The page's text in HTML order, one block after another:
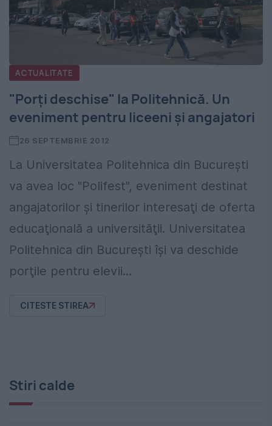
ACTUALITATE
"Porţi deschise" la Politehnică. Un
eveniment pentru liceeni şi angajatori
26 SEPTEMBRIE 2012
La Universitatea Politehnica din Bucureşti
va avea loc "Polifest", eveniment destinat
angajatorilor şi tinerilor interesaţi de oferta
educaţională a universităţii. Universitatea
Politehnica din Bucureşti îşi va deschide
porţile pentru elevii...
CITESTE STIREA
Stiri calde